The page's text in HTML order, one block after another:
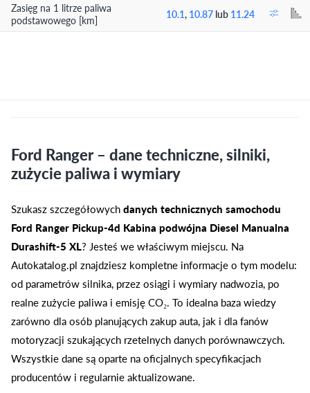
Zasięg na 1 litrze paliwa
podstawowego [km]
10.1, 10.87 lub 11.24
Ford Ranger – dane techniczne, silniki,
zużycie paliwa i wymiary
Szukasz szczegółowychdanych technicznych samochodu
Ford Ranger Pickup-4d Kabina podwójna Diesel Manualna
Durashift-5 XL? Jesteś we właściwym miejscu. Na
Autokatalog.pl znajdziesz kompletne informacje o tym modelu:
od parametrów silnika, przez osiągi i wymiary nadwozia, po
realne zużycie paliwa i emisję CO₂. To idealna baza wiedzy
zarówno dla osób planujących zakup auta, jak i dla fanów
motoryzacji szukających rzetelnych danych porównawczych.
Wszystkie dane są oparte na oficjalnych specyfikacjach
producentów i regularnie aktualizowane.